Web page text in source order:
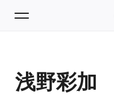
ホーム
浅野彩加